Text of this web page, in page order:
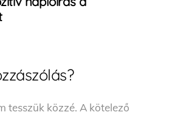
tesszük közzé. A kötelező